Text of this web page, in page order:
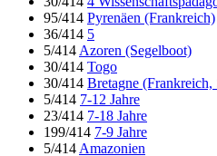
95/414 Pyrenäen (Frankreich)
36/414 5
5/414Azoren (Segelboot)
30/414 Togo
30/414 Bretagne (Frankreich,
5/414 7-12 Jahre
23/414 7-18 Jahre
199/414 7-9 Jahre
5/414Amazonien